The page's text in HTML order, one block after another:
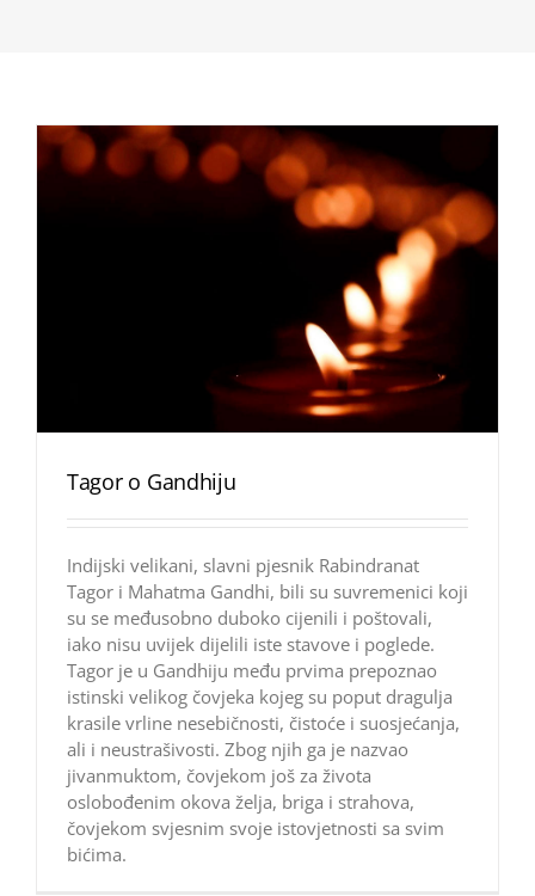
Tagor o Gandhiju
Indijski velikani, slavni pjesnik Rabindranat
Tagor i Mahatma Gandhi, bili su suvremenici koji
su se međusobno duboko cijenili i poštovali,
iako nisu uvijek dijelili iste stavove i poglede.
Tagor je u Gandhiju među prvima prepoznao
istinski velikog čovjeka kojeg su poput dragulja
krasile vrline nesebičnosti, čistoće i suosjećanja,
ali i neustrašivosti. Zbog njih ga je nazvao
jivanmuktom, čovjekom još za života
oslobođenim okova želja, briga i strahova,
čovjekom svjesnim svoje istovjetnosti sa svim
bićima.